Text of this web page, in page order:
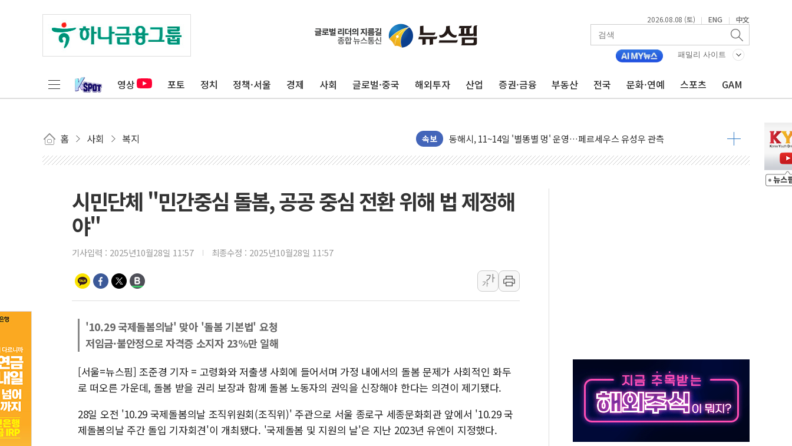
2026.08.08 (토) | ENG | 中文
패밀리 사이트
영상 포토 정치 정책·서울 경제 사회 글로벌·중국 해외투자 산업 증권·금융 부동산 전국 문화·연예 스포츠 GAM
홈 사회 복지 속보
추미애, '위안부' 피해자 기림의 날 참석..."국제적 시민 연대로 목소리 내야"
인천 선재도 갯벌서 해루질 중 실종 60대 나흘만에 숨진 채 발견
'화합' 꺼낸 김민석에 '뻔뻔' 받아친 정청래…제주 연설서 신경전 고조
李대통령, ISA 개편 재검토 지시…與 "적극 환영"·野 "졸속 국정"
인제 용대리 계곡서 수위 상승으로 피서객 7명 고립…전원 구조
동해시, 11~14일 '별똥별 멍' 운영…페르세우스 유성우 관측
李대통령, 'ISA·주가누르기 방지법' 전면 재검토 지시
'호우 특보' 경북 울진 시간당 20~30mm 강한 비...가뭄 해소될 듯
주말 무더위·열대야 지속…내륙 곳곳 소나기
오세훈 "용산공원 주택 검토, 민주당 스스로 원칙 뒤집는 것"
충북 주말 무더위 지속…청주·진천 35도, 곳곳 소나기
시민단체 "민간중심 돌봄, 공공 중심 전환 위해 법 제정해
야"
기사입력 : 2025년10월28일 11:57 최종수정 : 2025년10월28일 11:57
가
가
'10.29 국제돌봄의날' 맞아 '돌봄 기본법' 요청
저임금·불안정으로 자격증 소지자 23%만 일해
[서울=뉴스핌] 조준경 기자 = 고령화와 저출생 사회에 들어서며 가정 내에서의 돌봄 문제가 사회적인 화두
로 떠오른 가운데, 돌봄 받을 권리 보장과 함께 돌봄 노동자의 권익을 신장해야 한다는 의견이 제기됐다.
28일 오전 '10.29 국제돌봄의날 조직위원회(조직위)' 주관으로 서울 종로구 세종문화회관 앞에서 '10.29 국
제돌봄의날 주간 돌입 기자회견'이 개최됐다. '국제돌봄 및 지원의 날'은 지난 2023년 유엔이 지정했다.